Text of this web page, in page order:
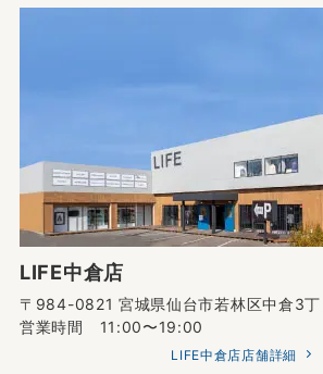
LIFE中倉店
〒984-0821 宮城県仙台市若林区中倉3
営業時間 11:00〜19:00
LIFE中倉店店舗詳細